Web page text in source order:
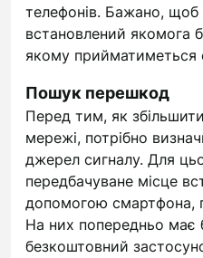
телефонів. Бажано, щоб
встановлений якомога
якому прийматиметься
Пошук перешкод
Перед тим, як
мережі, потрібно
джерел сигналу. Для
передбачуване місце
допомогою смартфона,
На них попередньо має
безкоштовний